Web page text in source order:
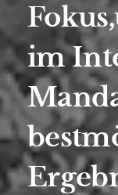
Fokus,
im